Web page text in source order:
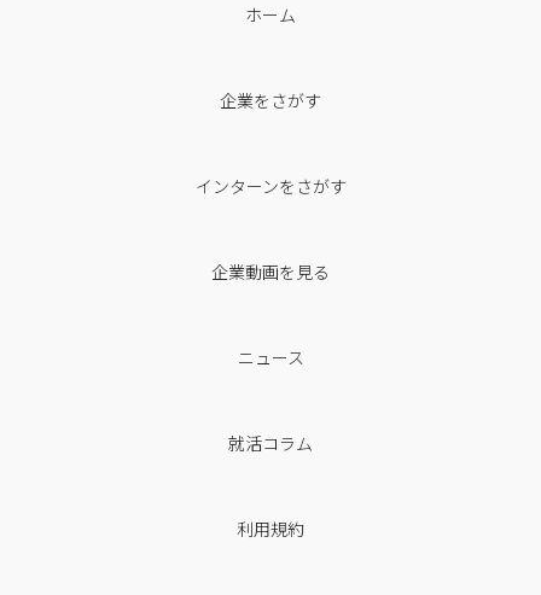
ホーム
企業をさがす
インターンをさがす
企業動画を見る
ニュース
就活コラム
利用規約